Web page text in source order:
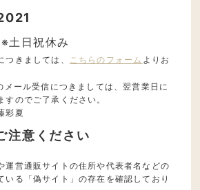
土日祝休み
つきましては、 こちらのフォーム よりお
ール受信につきましては、翌営業日に
のでご了承ください。
彩夏
注意ください
運営通販サイトの住所や代表者名などの
いる「偽サイト」の存在を確認しており